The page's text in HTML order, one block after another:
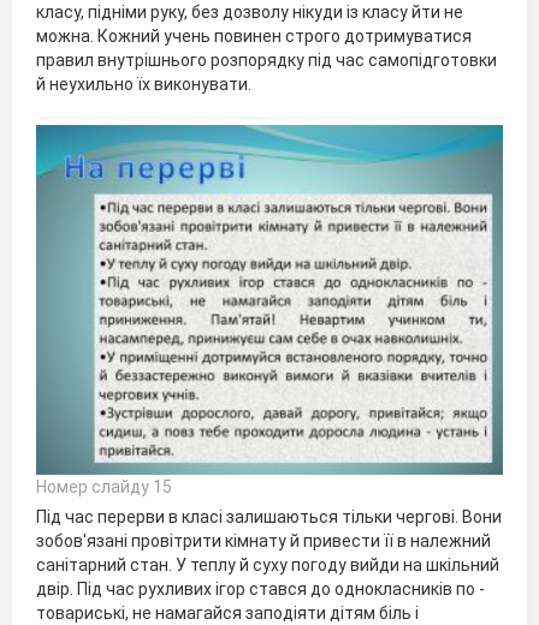
класу, підніми руку, без дозволу нікуди із класу йти не
можна. Кожний учень повинен строго дотримуватися
правил внутрішнього розпорядку під час самопідготовки
й неухильно їх виконувати.
Номер слайду 15
Під час перерви в класі залишаються тільки чергові. Вони
зобов'язані провітрити кімнату й привести її в належний
санітарний стан. У теплу й суху погоду вийди на шкільний
двір. Під час рухливих ігор стався до однокласників по -
товариські, не намагайся заподіяти дітям біль і